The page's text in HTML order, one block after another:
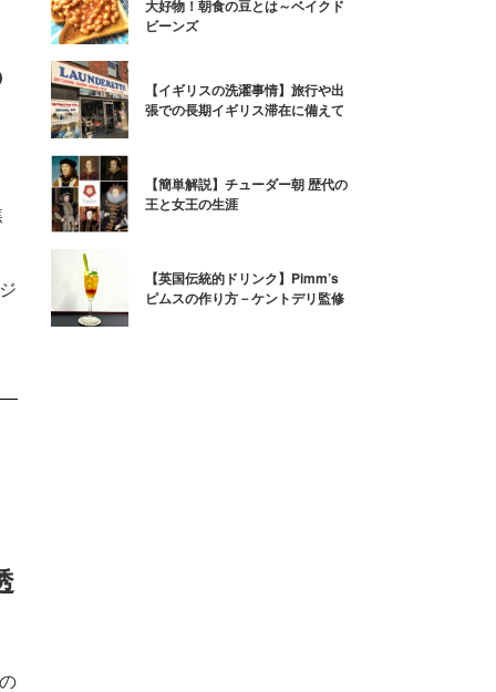
大好物！朝食の豆とは～ベイクド
ビーンズ
【イギリスの洗濯事情】旅行や出
張での長期イギリス滞在に備えて
【簡単解説】チューダー朝 歴代の
王と女王の生涯
【英国伝統的ドリンク】Pimm’s
ピムスの作り方－ケントデリ監修